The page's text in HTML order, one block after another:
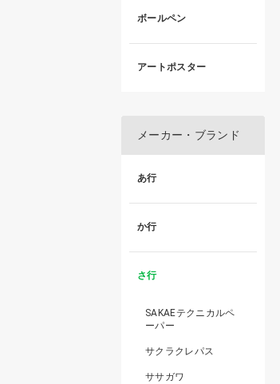
ボールペン
アートポスター
メーカー・ブランド
あ行
か行
さ行
SAKAEテクニカルペ
ーパー
サクラクレパス
ササガワ